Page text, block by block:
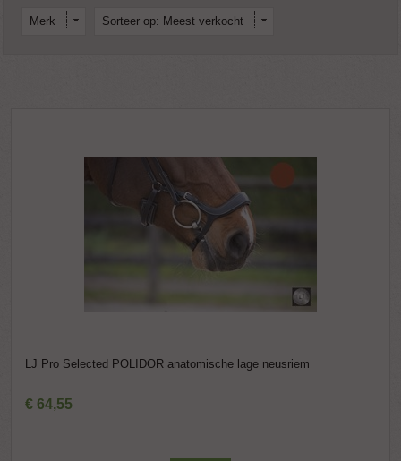
Merk Sorteer op: Meest verkocht
LJ Pro Selected POLIDOR anatomische lage neusriem
€ 64,55